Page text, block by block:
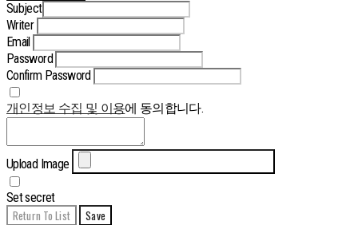
Subject
Writer
Email
Password
Confirm Password
개인정보 수집 및 이용에 동의합니다.
Upload Image
Set secret
Return To List Save